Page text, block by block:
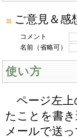
ご意見＆感
コメント
名前（省略可）
使い方
ページ左上
たことを書
メールで送